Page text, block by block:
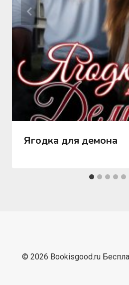
Ягодка для демона
© 2026 Bookisgood.ru